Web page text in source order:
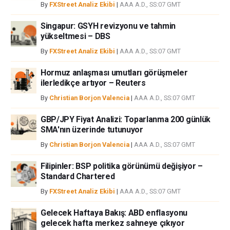
ortaklar yada katkıda bulunanlar tarafından genel piyasa yorumu olarak
bilgilerin kullanımı nedeniyle doğrudan yada dolaylı olarak ortaya
çıkabilecek herhangi bir kar kaybı herhangi bir sınırlama olmaksızın
herhangi bir kayıp ya da hasar için sorumluluk kabul etmemektedir.
By FXStreet Analiz Ekibi | AAA A.D., SS:07 GMT
Singapur: GSYH revizyonu ve tahmin
yükseltmesi – DBS
By FXStreet Analiz Ekibi | AAA A.D., SS:07 GMT
Hormuz anlaşması umutları görüşmeler
ilerledikçe artıyor – Reuters
By Christian Borjon Valencia | AAA A.D., SS:07 GMT
GBP/JPY Fiyat Analizi: Toparlanma 200 günlük
SMA'nın üzerinde tutunuyor
By Christian Borjon Valencia | AAA A.D., SS:07 GMT
Filipinler: BSP politika görünümü değişiyor –
Standard Chartered
By FXStreet Analiz Ekibi | AAA A.D., SS:07 GMT
Gelecek Haftaya Bakış: ABD enflasyonu
gelecek hafta merkez sahneye çıkıyor